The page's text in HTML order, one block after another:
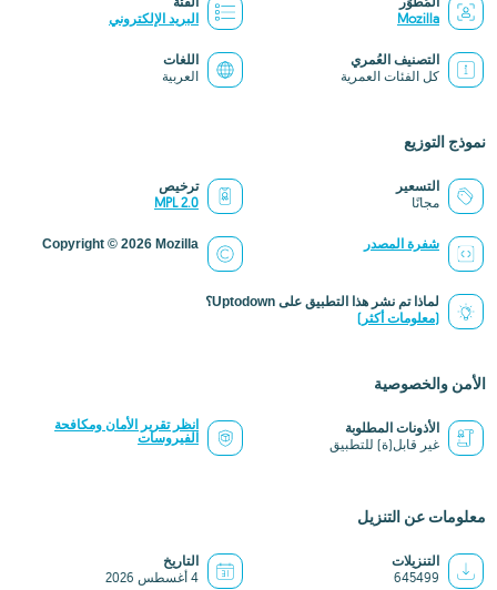
Mozilla البريد الإلكتروني
التصنيف العُمري
كل الفئات العمرية
اللغات
العربية
نموذج التوزيع
التسعير
مجانًا
ترخيص
MPL 2.0
شفرة المصدر Copyright © 2026 Mozilla
لماذا تم نشر هذا التطبيق على Uptodown؟
(معلومات أكثر)
الأمن والخصوصية
الأذونات المطلوبة
غير قابل(ة) للتطبيق
انظر تقرير الأمان ومكافحة
الفيروسات
معلومات عن التنزيل
التنزيلات
645499
التاريخ
4 أغسطس 2026